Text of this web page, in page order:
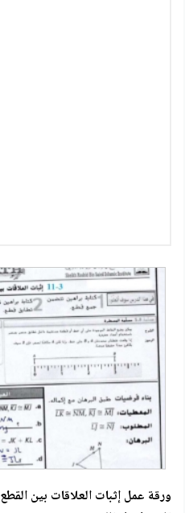
ورقة عمل إثبات العلاقات بين